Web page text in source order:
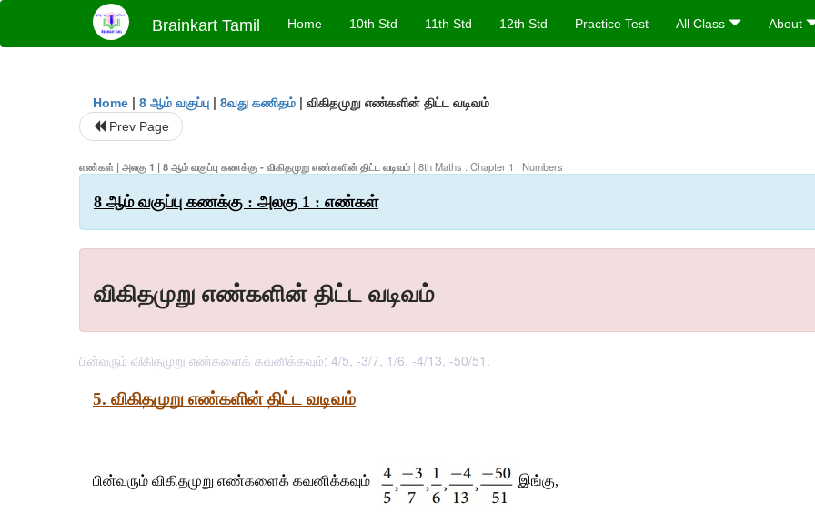
Brainkart Tamil Home 10th Std 11th Std 12th Std Practice Test All Class About
Home | 8 ஆம் வகுப்பு | 8வது கணிதம் | விகிதமுறு எண்களின் திட்ட வடிவம்
Prev Page
எண்கள் | அலகு 1 | 8 ஆம் வகுப்பு கணக்கு - விகிதமுறு எண்களின் திட்ட வடிவம் | 8th Maths : Chapter 1 : Numbers
8 ஆம் வகுப்பு கணக்கு : அலகு 1 : எண்கள்
விகிதமுறு எண்களின் திட்ட வடிவம்
பின்வரும் விகிதமுறு எண்களைக் கவனிக்கவும்: 4/5, -3/7, 1/6, -4/13, -50/51.
5. விகிதமுறு எண்களின் திட்ட வடிவம்
பின்வரும் விகிதமுறு எண்களைக் கவனிக்கவும் இங்கு,